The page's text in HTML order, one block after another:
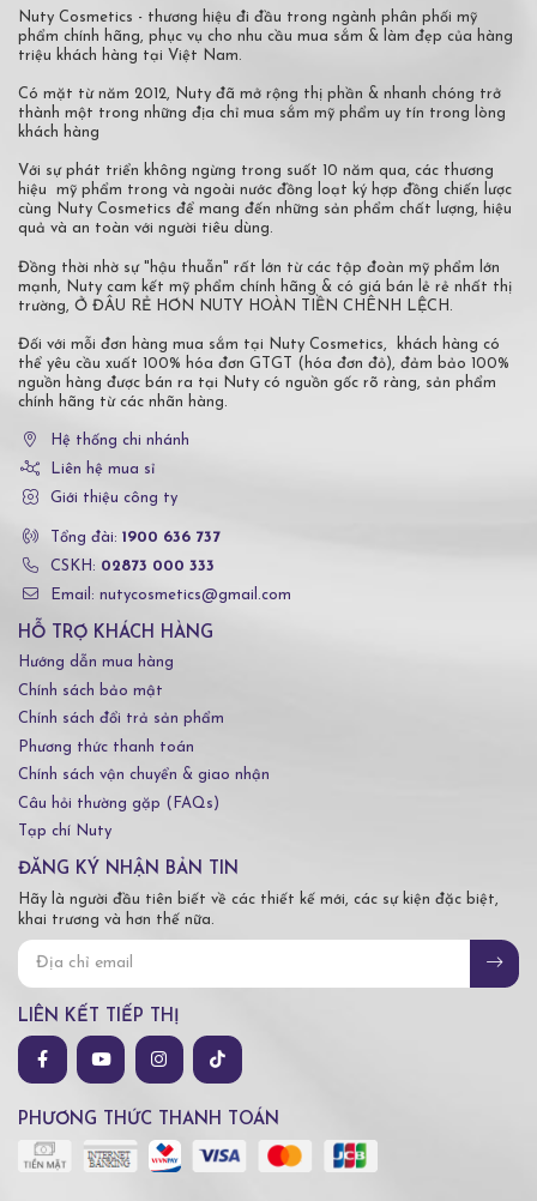
Nuty Cosmetics - thương hiệu đi đầu trong ngành phân phối mỹ
phẩm chính hãng, phục vụ cho nhu cầu mua sắm & làm đẹp của hàng
triệu khách hàng tại Việt Nam.
Có mặt từ năm 2012, Nuty đã mở rộng thị phần & nhanh chóng trở
thành một trong những địa chỉ mua sắm mỹ phẩm uy tín trong lòng
khách hàng
Với sự phát triển không ngừng trong suốt 10 năm qua, các thương
hiệu mỹ phẩm trong và ngoài nước đồng loạt ký hợp đồng chiến lược
cùng Nuty Cosmetics để mang đến những sản phẩm chất lượng, hiệu
quả và an toàn với người tiêu dùng.
Đồng thời nhờ sự "hậu thuẫn" rất lớn từ các tập đoàn mỹ phẩm lớn
mạnh, Nuty cam kết mỹ phẩm chính hãng & có giá bán lẻ rẻ nhất thị
trường, Ở ĐÂU RẺ HƠN NUTY HOÀN TIỀN CHÊNH LỆCH.
Đối với mỗi đơn hàng mua sắm tại Nuty Cosmetics, khách hàng có
thể yêu cầu xuất 100% hóa đơn GTGT (hóa đơn đỏ), đảm bảo 100%
nguồn hàng được bán ra tại Nuty có nguồn gốc rõ ràng, sản phẩm
chính hãng từ các nhãn hàng.
Hệ thống chi nhánh
Liên hệ mua sỉ
Giới thiệu công ty
Tổng đài: 1900 636 737
CSKH: 02873 000 333
Email: nutycosmetics@gmail.com
HỖ TRỢ KHÁCH HÀNG
Hướng dẫn mua hàng
Chính sách bảo mật
Chính sách đổi trả sản phẩm
Phương thức thanh toán
Chính sách vận chuyển & giao nhận
Câu hỏi thường gặp (FAQs)
Tạp chí Nuty
ĐĂNG KÝ NHẬN BẢN TIN
Hãy là người đầu tiên biết về các thiết kế mới, các sự kiện đặc biệt,
khai trương và hơn thế nữa.
LIÊN KẾT TIẾP THỊ
PHƯƠNG THỨC THANH TOÁN